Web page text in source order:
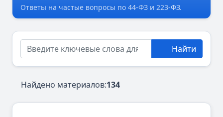
Ответы на частые вопросы по 44-ФЗ и 223-ФЗ.
Найти
Найдено материалов:134